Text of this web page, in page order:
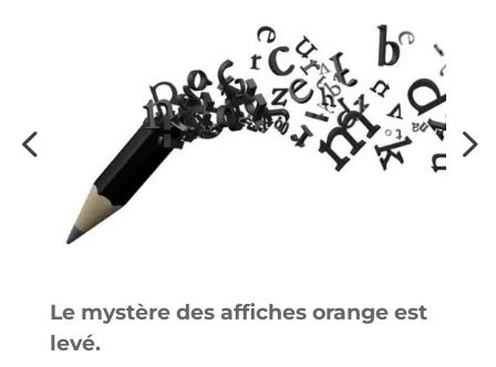
Le mystère des affiches orange est
levé.